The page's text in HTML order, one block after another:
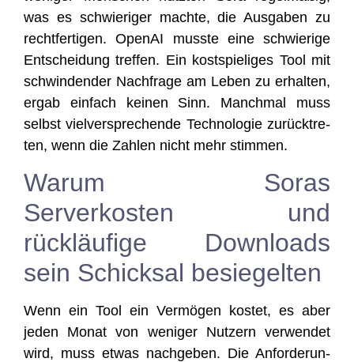
was es schwie­ri­ger mach­te, die Aus­ga­ben zu
recht­fer­ti­gen. Ope­nAI muss­te eine schwie­ri­ge
Ent­schei­dung tref­fen. Ein kost­spie­li­ges Tool mit
schwin­den­der Nach­fra­ge am Leben zu erhal­ten,
ergab ein­fach kei­nen Sinn. Manch­mal muss
selbst viel­ver­spre­chen­de Tech­no­lo­gie zurück­tre­
ten, wenn die Zah­len nicht mehr stimmen.
Warum Soras
Serverkosten und
rückläufige Downloads
sein Schicksal besiegelten
Wenn ein Tool ein Ver­mö­gen kos­tet, es aber
jeden Monat von weni­ger Nut­zern ver­wen­det
wird, muss etwas nach­ge­ben. Die Anfor­de­run­